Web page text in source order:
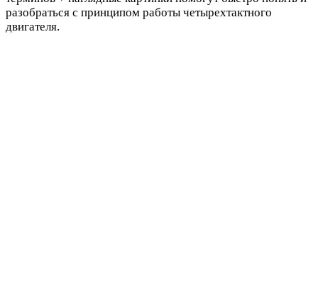
разобраться с принципом работы четырехтактного
двигателя.